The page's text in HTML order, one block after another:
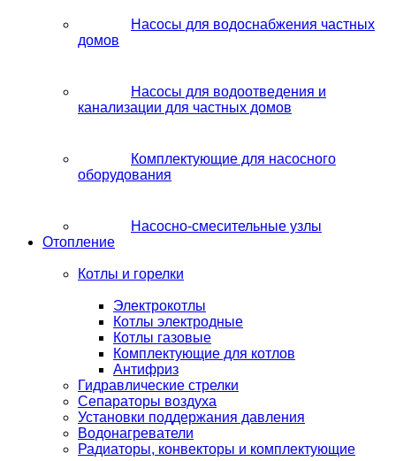
Насосы для водоснабжения частных
домов
Насосы для водоотведения и
канализации для частных домов
Комплектующие для насосного
оборудования
Насосно-смесительные узлы
Отопление
Котлы и горелки
Электрокотлы
Котлы электродные
Котлы газовые
Комплектующие для котлов
Антифриз
Гидравлические стрелки
Сепараторы воздуха
Установки поддержания давления
Водонагреватели
Радиаторы, конвекторы и комплектующие